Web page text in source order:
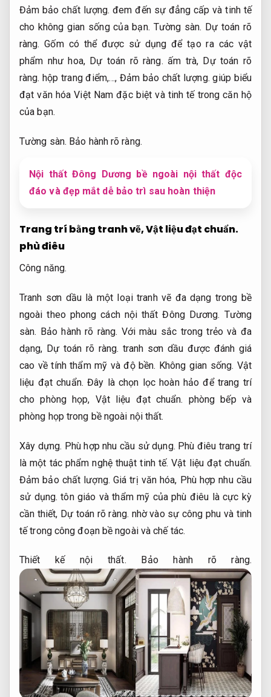
Đảm bảo chất lượng. đem đến sự đẳng cấp và tinh tế
cho không gian sống của bạn. Tường sàn. Dự toán rõ
ràng. Gốm có thể được sử dụng để tạo ra các vật
phẩm như hoa, Dự toán rõ ràng. ấm trà, Dự toán rõ
ràng. hộp trang điểm,…, Đảm bảo chất lượng. giúp biểu
đạt văn hóa Việt Nam đặc biệt và tinh tế trong căn hộ
của bạn.
Tường sàn. Bảo hành rõ ràng.
Nội thất Đông Dương bề ngoài nội thất độc
đáo và đẹp mắt dễ bảo trì sau hoàn thiện
Trang trí bằng tranh vẽ,Vật liệu đạt chuẩn.
phù điêu
Công năng.
Tranh sơn dầu là một loại tranh vẽ đa dạng trong bề
ngoài theo phong cách nội thất Đông Dương. Tường
sàn. Bảo hành rõ ràng. Với màu sắc trong trẻo và đa
dạng, Dự toán rõ ràng. tranh sơn dầu được đánh giá
cao về tính thẩm mỹ và độ bền. Không gian sống. Vật
liệu đạt chuẩn. Đây là chọn lọc hoàn hảo để trang trí
cho phòng họp, Vật liệu đạt chuẩn. phòng bếp và
phòng họp trong bề ngoài nội thất.
Xây dựng. Phù hợp nhu cầu sử dụng. Phù điêu trang trí
là một tác phẩm nghệ thuật tinh tế.Vật liệu đạt chuẩn.
Đảm bảo chất lượng. Giá trị văn hóa, Phù hợp nhu cầu
sử dụng. tôn giáo và thẩm mỹ của phù điêu là cực kỳ
cần thiết, Dự toán rõ ràng. nhờ vào sự công phu và tinh
tế trong công đoạn bề ngoài và chế tác.
Thiết kế nội thất. Bảo hành rõ ràng.